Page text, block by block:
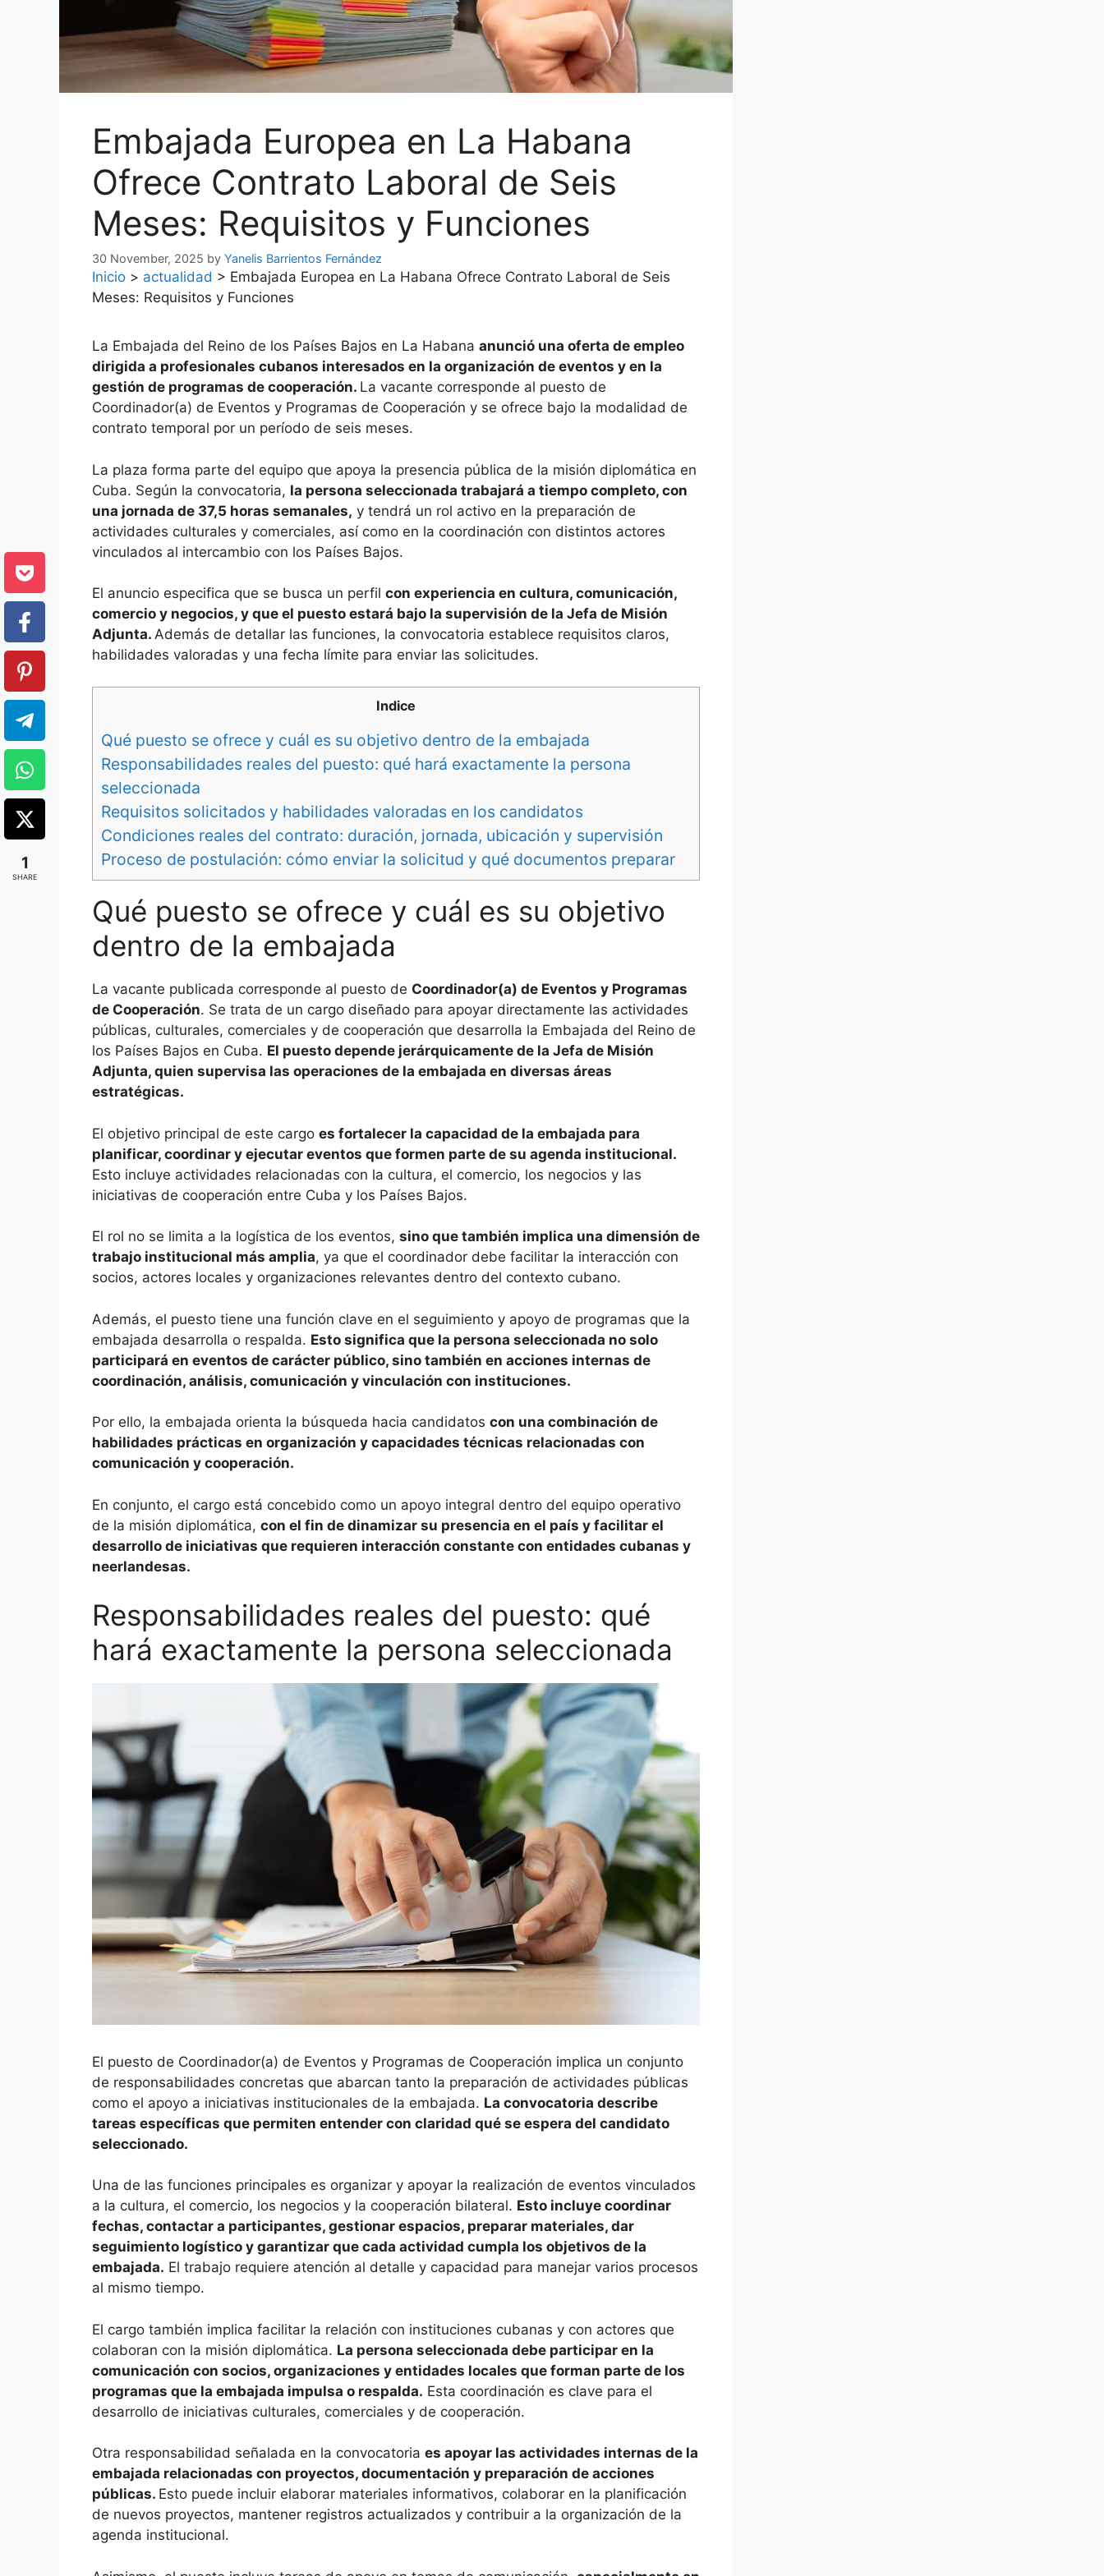
Embajada Europea en La Habana
Ofrece Contrato Laboral de Seis
Meses: Requisitos y Funciones
30 November, 2025 by Yanelis Barrientos Fernández
Inicio > actualidad > Embajada Europea en La Habana Ofrece Contrato Laboral de Seis
Meses: Requisitos y Funciones
La Embajada del Reino de los Países Bajos en La Habana anunció una oferta de empleo
dirigida a profesionales cubanos interesados en la organización de eventos y en la
gestión de programas de cooperación. La vacante corresponde al puesto de
Coordinador(a) de Eventos y Programas de Cooperación y se ofrece bajo la modalidad de
contrato temporal por un período de seis meses.
La plaza forma parte del equipo que apoya la presencia pública de la misión diplomática en
Cuba. Según la convocatoria, la persona seleccionada trabajará a tiempo completo, con
una jornada de 37,5 horas semanales, y tendrá un rol activo en la preparación de
actividades culturales y comerciales, así como en la coordinación con distintos actores
vinculados al intercambio con los Países Bajos.
El anuncio especifica que se busca un perfil con experiencia en cultura, comunicación,
comercio y negocios, y que el puesto estará bajo la supervisión de la Jefa de Misión
Adjunta. Además de detallar las funciones, la convocatoria establece requisitos claros,
habilidades valoradas y una fecha límite para enviar las solicitudes.
Indice
Qué puesto se ofrece y cuál es su objetivo dentro de la embajada
Responsabilidades reales del puesto: qué hará exactamente la persona
seleccionada
Requisitos solicitados y habilidades valoradas en los candidatos
Condiciones reales del contrato: duración, jornada, ubicación y supervisión
Proceso de postulación: cómo enviar la solicitud y qué documentos preparar
Qué puesto se ofrece y cuál es su objetivo
dentro de la embajada
La vacante publicada corresponde al puesto de Coordinador(a) de Eventos y Programas
de Cooperación. Se trata de un cargo diseñado para apoyar directamente las actividades
públicas, culturales, comerciales y de cooperación que desarrolla la Embajada del Reino de
los Países Bajos en Cuba. El puesto depende jerárquicamente de la Jefa de Misión
Adjunta, quien supervisa las operaciones de la embajada en diversas áreas
estratégicas.
El objetivo principal de este cargo es fortalecer la capacidad de la embajada para
planificar, coordinar y ejecutar eventos que formen parte de su agenda institucional.
Esto incluye actividades relacionadas con la cultura, el comercio, los negocios y las
iniciativas de cooperación entre Cuba y los Países Bajos.
El rol no se limita a la logística de los eventos, sino que también implica una dimensión de
trabajo institucional más amplia, ya que el coordinador debe facilitar la interacción con
socios, actores locales y organizaciones relevantes dentro del contexto cubano.
Además, el puesto tiene una función clave en el seguimiento y apoyo de programas que la
embajada desarrolla o respalda. Esto significa que la persona seleccionada no solo
participará en eventos de carácter público, sino también en acciones internas de
coordinación, análisis, comunicación y vinculación con instituciones.
Por ello, la embajada orienta la búsqueda hacia candidatos con una combinación de
habilidades prácticas en organización y capacidades técnicas relacionadas con
comunicación y cooperación.
En conjunto, el cargo está concebido como un apoyo integral dentro del equipo operativo
de la misión diplomática, con el fin de dinamizar su presencia en el país y facilitar el
desarrollo de iniciativas que requieren interacción constante con entidades cubanas y
neerlandesas.
Responsabilidades reales del puesto: qué
hará exactamente la persona seleccionada
El puesto de Coordinador(a) de Eventos y Programas de Cooperación implica un conjunto
de responsabilidades concretas que abarcan tanto la preparación de actividades públicas
como el apoyo a iniciativas institucionales de la embajada. La convocatoria describe
tareas específicas que permiten entender con claridad qué se espera del candidato
seleccionado.
Una de las funciones principales es organizar y apoyar la realización de eventos vinculados
a la cultura, el comercio, los negocios y la cooperación bilateral. Esto incluye coordinar
fechas, contactar a participantes, gestionar espacios, preparar materiales, dar
seguimiento logístico y garantizar que cada actividad cumpla los objetivos de la
embajada. El trabajo requiere atención al detalle y capacidad para manejar varios procesos
al mismo tiempo.
El cargo también implica facilitar la relación con instituciones cubanas y con actores que
colaboran con la misión diplomática. La persona seleccionada debe participar en la
comunicación con socios, organizaciones y entidades locales que forman parte de los
programas que la embajada impulsa o respalda. Esta coordinación es clave para el
desarrollo de iniciativas culturales, comerciales y de cooperación.
Otra responsabilidad señalada en la convocatoria es apoyar las actividades internas de la
embajada relacionadas con proyectos, documentación y preparación de acciones
públicas. Esto puede incluir elaborar materiales informativos, colaborar en la planificación
de nuevos proyectos, mantener registros actualizados y contribuir a la organización de la
agenda institucional.
1
SHARE